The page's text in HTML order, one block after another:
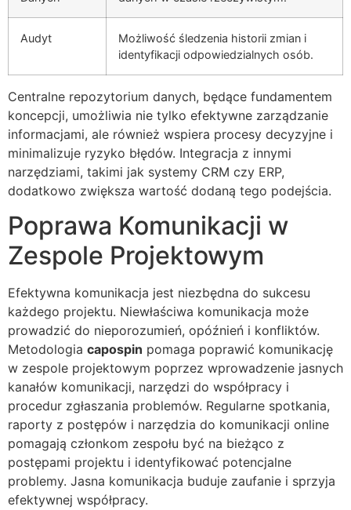
Audyt
Możliwość śledzenia historii zmian i
identyfikacji odpowiedzialnych osób.
Centralne repozytorium danych, będące fundamentem
koncepcji, umożliwia nie tylko efektywne zarządzanie
informacjami, ale również wspiera procesy decyzyjne i
minimalizuje ryzyko błędów. Integracja z innymi
narzędziami, takimi jak systemy CRM czy ERP,
dodatkowo zwiększa wartość dodaną tego podejścia.
Poprawa Komunikacji w
Zespole Projektowym
Efektywna komunikacja jest niezbędna do sukcesu
każdego projektu. Niewłaściwa komunikacja może
prowadzić do nieporozumień, opóźnień i konfliktów.
Metodologia capospin pomaga poprawić komunikację
w zespole projektowym poprzez wprowadzenie jasnych
kanałów komunikacji, narzędzi do współpracy i
procedur zgłaszania problemów. Regularne spotkania,
raporty z postępów i narzędzia do komunikacji online
pomagają członkom zespołu być na bieżąco z
postępami projektu i identyfikować potencjalne
problemy. Jasna komunikacja buduje zaufanie i sprzyja
efektywnej współpracy.